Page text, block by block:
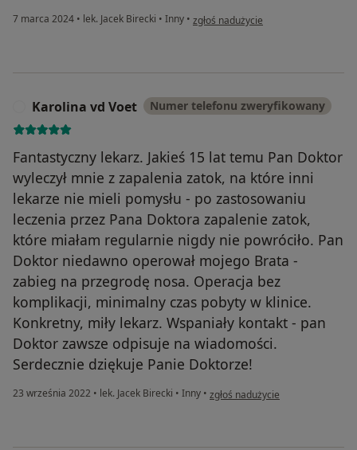
7 marca 2024 • lek. Jacek Birecki • Inny • w opinii użytkownika Sowa
zgłoś nadużycie
Karolina vd Voet Numer telefonu zweryfikowany
Fantastyczny lekarz. Jakieś 15 lat temu Pan Doktor
wyleczył mnie z zapalenia zatok, na które inni
lekarze nie mieli pomysłu - po zastosowaniu
leczenia przez Pana Doktora zapalenie zatok,
które miałam regularnie nigdy nie powróciło. Pan
Doktor niedawno operował mojego Brata -
zabieg na przegrodę nosa. Operacja bez
komplikacji, minimalny czas pobyty w klinice.
Konkretny, miły lekarz. Wspaniały kontakt - pan
Doktor zawsze odpisuje na wiadomości.
Serdecznie dziękuje Panie Doktorze!
23 września 2022 • lek. Jacek Birecki • Inny • w opinii użytkownika Karolina vd
zgłoś nadużycie